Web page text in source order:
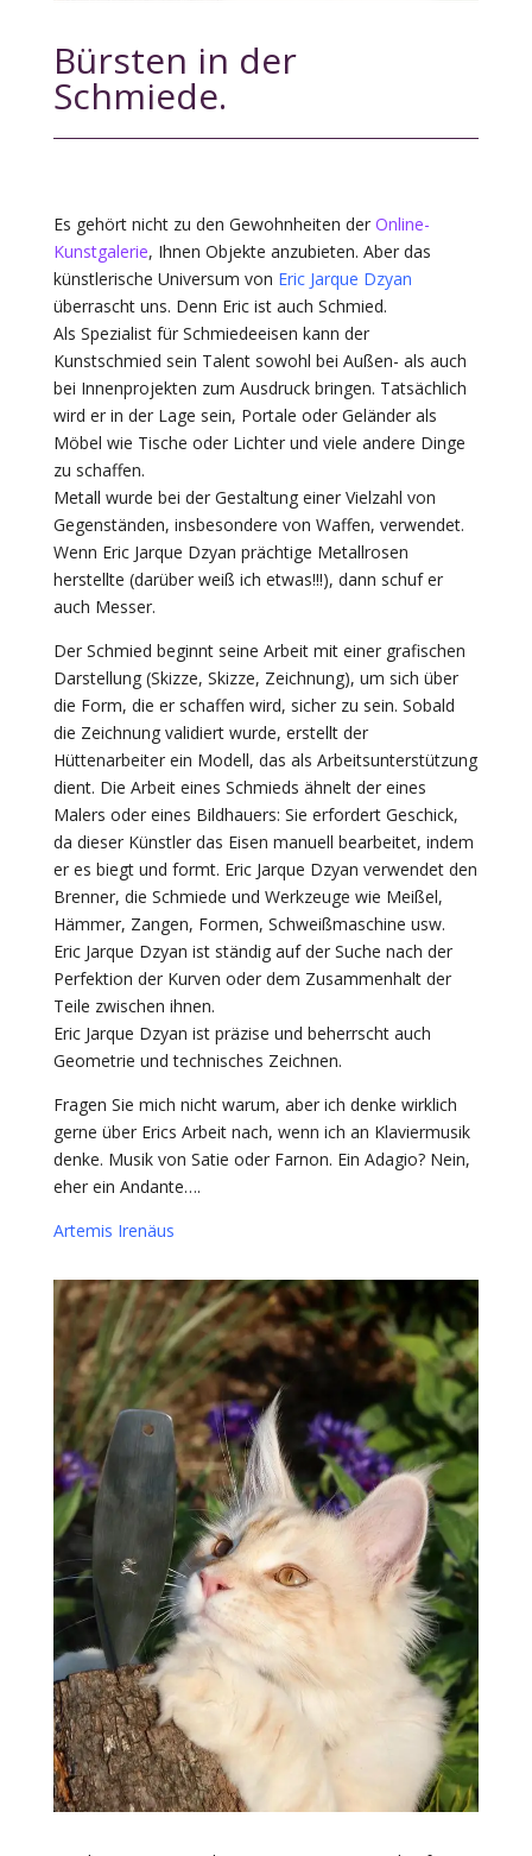
Bürsten in der
Schmiede.
Es gehört nicht zu den Gewohnheiten der Online-
Kunstgalerie, Ihnen Objekte anzubieten. Aber das
künstlerische Universum von Eric Jarque Dzyan
überrascht uns. Denn Eric ist auch Schmied.
Als Spezialist für Schmiedeeisen kann der
Kunstschmied sein Talent sowohl bei Außen- als auch
bei Innenprojekten zum Ausdruck bringen. Tatsächlich
wird er in der Lage sein, Portale oder Geländer als
Möbel wie Tische oder Lichter und viele andere Dinge
zu schaffen.
Metall wurde bei der Gestaltung einer Vielzahl von
Gegenständen, insbesondere von Waffen, verwendet.
Wenn Eric Jarque Dzyan prächtige Metallrosen
herstellte (darüber weiß ich etwas!!!), dann schuf er
auch Messer.
Der Schmied beginnt seine Arbeit mit einer grafischen
Darstellung (Skizze, Skizze, Zeichnung), um sich über
die Form, die er schaffen wird, sicher zu sein. Sobald
die Zeichnung validiert wurde, erstellt der
Hüttenarbeiter ein Modell, das als Arbeitsunterstützung
dient. Die Arbeit eines Schmieds ähnelt der eines
Malers oder eines Bildhauers: Sie erfordert Geschick,
da dieser Künstler das Eisen manuell bearbeitet, indem
er es biegt und formt. Eric Jarque Dzyan verwendet den
Brenner, die Schmiede und Werkzeuge wie Meißel,
Hämmer, Zangen, Formen, Schweißmaschine usw.
Eric Jarque Dzyan ist ständig auf der Suche nach der
Perfektion der Kurven oder dem Zusammenhalt der
Teile zwischen ihnen.
Eric Jarque Dzyan ist präzise und beherrscht auch
Geometrie und technisches Zeichnen.
Fragen Sie mich nicht warum, aber ich denke wirklich
gerne über Erics Arbeit nach, wenn ich an Klaviermusik
denke. Musik von Satie oder Farnon. Ein Adagio? Nein,
eher ein Andante….
Artemis Irenäus